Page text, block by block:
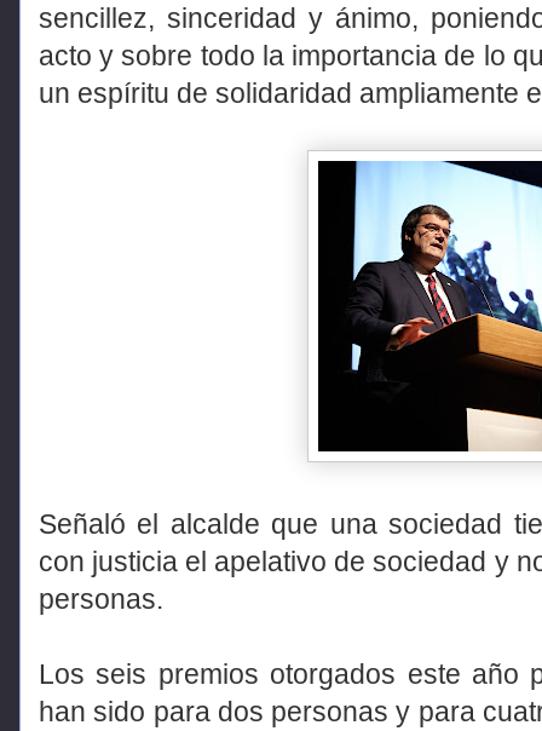
sencillez, sinceridad y ánimo,
acto y sobre todo la importancia de lo
un espíritu de solidaridad ampliamente
Señaló el alcalde que una sociedad
con justicia el apelativo de sociedad y
personas.
Los seis premios otorgados este año
han sido para dos personas y para